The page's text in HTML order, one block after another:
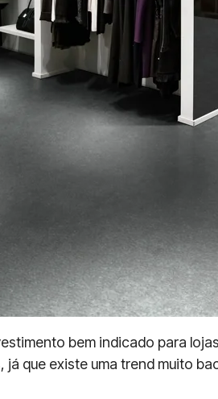
bem indicado para
que existe uma trend muito